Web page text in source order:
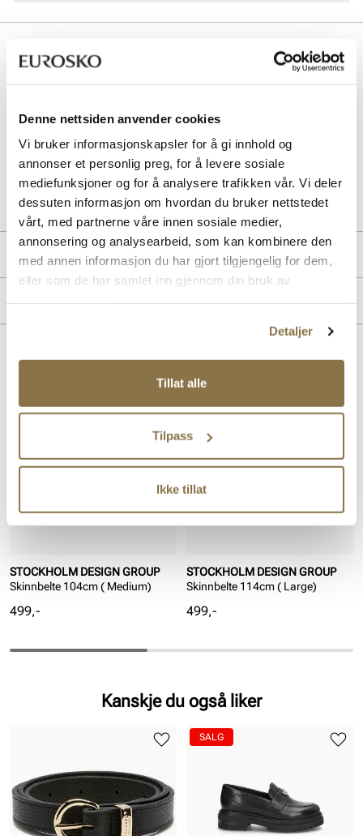
Denne nettsiden anvender cookies
Vi bruker informasjonskapsler for å gi innhold og
annonser et personlig preg, for å levere sosiale
mediefunksjoner og for å analysere trafikken vår. Vi deler
dessuten informasjon om hvordan du bruker nettstedet
vårt, med partnerne våre innen sosiale medier,
annonsering og analysearbeid, som kan kombinere den
med annen informasjon du har gjort tilgjengelig for dem,
eller som de har samlet inn gjennom din bruk av
Detaljer
Tillat alle
Tilpass
Ikke tillat
pyntede looks.Et allsidig tilbehør som fullfører antrekket med både
stil og kvalitet. Størrelsen på belte er 94 cm.
Art. nr93543400
Lev. art. nr8981
Produktdetaljer
Merke
Lignende produkter
STOCKHOLM DESIGN GROUP
Skinnbelte 104cm ( Medium)
Pris
499,-
STOCKHOLM DESIGN GROUP
Skinnbelte 114cm ( Large)
Pris
499,-
Kanskje du også liker
SALG